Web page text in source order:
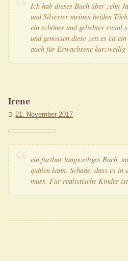
Ich hab die­ses Buch über zehn
und Sil­ves­ter mei­nen bei­den
ein schö­nes und gelieb­tes
und genos­sen die­se zeit.es ist
auch für Erwach­se­ne kurz­wei­lig
Irene
21. November 2017
ein furt­bar lang­wei­li­ges Buch,
quä­len kann. Scha­de, dass es in
muss. Für rea­lis­ti­sche Kin­der